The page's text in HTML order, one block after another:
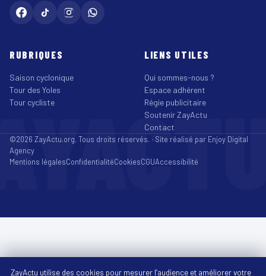
RUBRIQUES
Saison cyclonique
Tour des Yoles
Tour cycliste
LIENS UTILES
Qui sommes-nous ?
Espace adhérent
Régie publicitaire
Soutenir ZayActu
Contact
©2026 ZayActu.org. Tous droits réservés. · Site réalisé par Enjoy Digital
Agency
Mentions légalesConfidentialitéCookiesCGUAccessibilité
ZayActu utilise des cookies pour mesurer l’audience et améliorer votre